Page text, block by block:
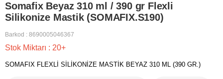
Somafix Beyaz 310 ml / 390 gr Flexli
Silikonize Mastik (SOMAFIX.S190)
Barkod : 8690005046367
Stok Miktarı : 20+
SOMAFIX FLEXLİ SİLİKONİZE MASTİK BEYAZ 310 ML (390 GR.)